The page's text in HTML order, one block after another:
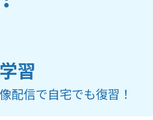
習
配信で自宅でも復習！